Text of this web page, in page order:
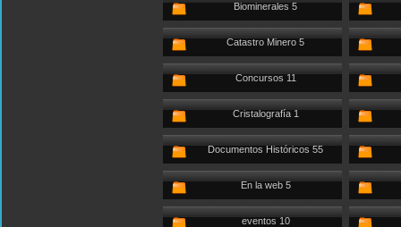
Biominerales 5
Catastro Minero 5
Concursos 11
Cristalografía 1
Documentos Históricos 55
En la web 5
eventos 10